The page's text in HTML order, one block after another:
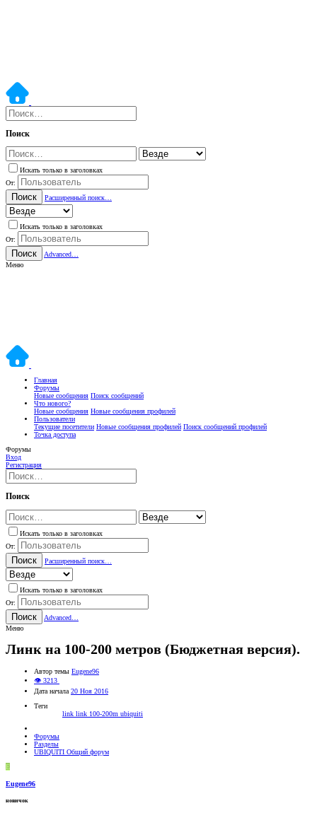
Поиск
Искать только в заголовках
От:
Поиск Расширенный поиск…
Искать только в заголовках
От:
Поиск
Advanced…
Меню
Главная
Форумы
Новые сообщения Поиск сообщений
Что нового?
Новые сообщения Новые сообщения профилей
Пользователи
Текущие посетители Новые сообщения профилей Поиск сообщений профилей
Точка доступа
Форумы
Вход
Регистрация
Поиск
Искать только в заголовках
От:
Поиск Расширенный поиск…
Искать только в заголовках
От:
Поиск
Advanced…
Меню
Линк на 100-200 метров (Бюджетная версия).
Автор темы Eugene96
👁 3213
Дата начала 20 Ноя 2016
Теги
link link 100-200m ubiquiti
Форумы
Разделы
UBIQUITI Общий форум
E
Eugene96
новичок